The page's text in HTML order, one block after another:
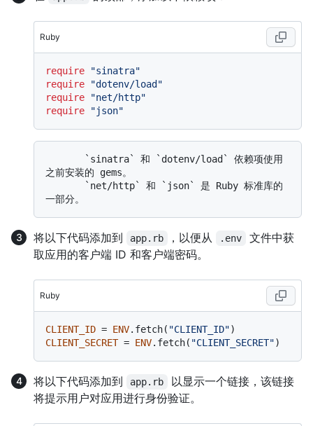
Ruby
require
"sinatra"
require
"dotenv/load"
require
"net/http"
require
"json"
之前安装的 gems。
将以下代码添加到 app.rb ，以便从 .env
文件中获
取应用的客户端 ID 和客户端密码。
Ruby
CLIENT_ID = ENV.fetch( "CLIENT_ID"
CLIENT_SECRET = ENV.fetch( "CLIENT_SECRET"
将以下代码添加到 app.rb
以显示一个链接，该链接
将提示用户对应用进行身份验证。